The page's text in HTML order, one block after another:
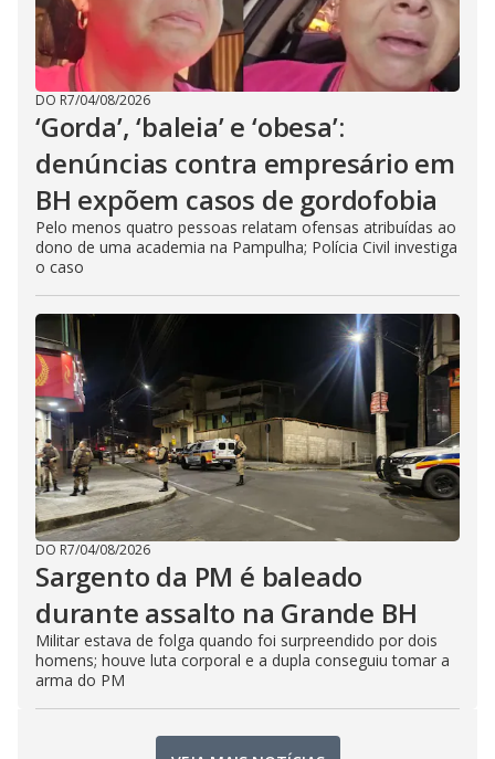
DO R7/04/08/2026
‘Gorda’, ‘baleia’ e ‘obesa’:
denúncias contra empresário em
BH expõem casos de gordofobia
Pelo menos quatro pessoas relatam ofensas atribuídas ao
dono de uma academia na Pampulha; Polícia Civil investiga
o caso
DO R7/04/08/2026
Sargento da PM é baleado
durante assalto na Grande BH
Militar estava de folga quando foi surpreendido por dois
homens; houve luta corporal e a dupla conseguiu tomar a
arma do PM